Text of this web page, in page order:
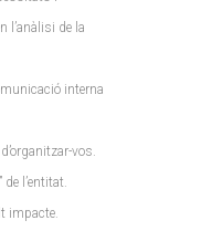
l’anàlisi de la
interna
vos.
de l’entitat.
impacte.